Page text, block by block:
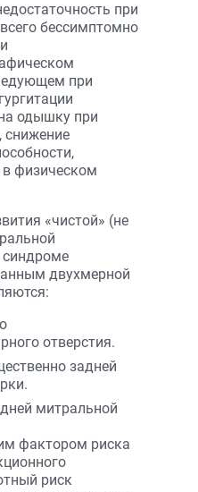
при
бессимптомно
при
одышку при
снижение
в физическом
«чистой» (не
синдроме
двухмерной
отверстия.
задней
митральной
фактором риска
риск